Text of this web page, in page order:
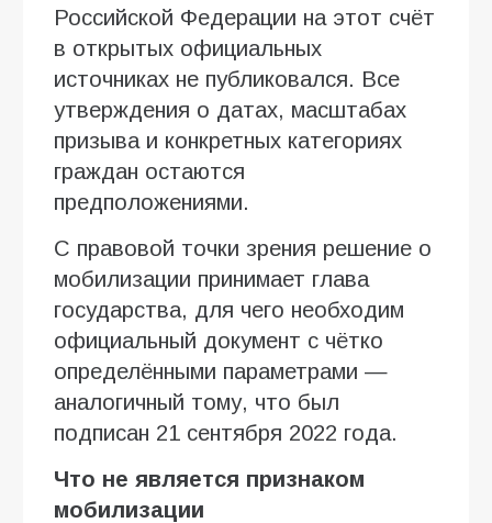
Российской Федерации на этот счёт
в открытых официальных
источниках не публиковался. Все
утверждения о датах, масштабах
призыва и конкретных категориях
граждан остаются
предположениями.
С правовой точки зрения решение о
мобилизации принимает глава
государства, для чего необходим
официальный документ с чётко
определёнными параметрами —
аналогичный тому, что был
подписан 21 сентября 2022 года.
Что не является признаком
мобилизации